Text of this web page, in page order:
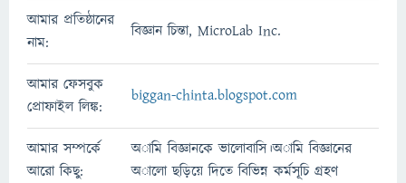
আমার প্রতিষ্ঠানের
নাম:
বিজ্ঞান চিন্তা, MicroLab Inc.
আমার ফেসবুক
প্রোফাইল লিঙ্ক:
biggan-chinta.blogspot.com
আমার সম্পর্কে
আরো কিছু:
অামি বিজ্ঞানকে ভালোবাসি।অামি বিজ্ঞানের
অালো ছড়িয়ে দিতে বিভিন্ন কর্মসূচি গ্রহণ